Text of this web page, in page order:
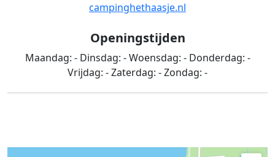
campinghethaasje.nl
Openingstijden
Maandag: - Dinsdag: -Woensdag: - Donderdag: -
Vrijdag: -Zaterdag: -Zondag: -